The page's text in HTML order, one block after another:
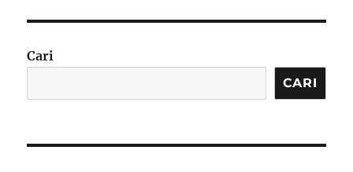
Cari
CARI